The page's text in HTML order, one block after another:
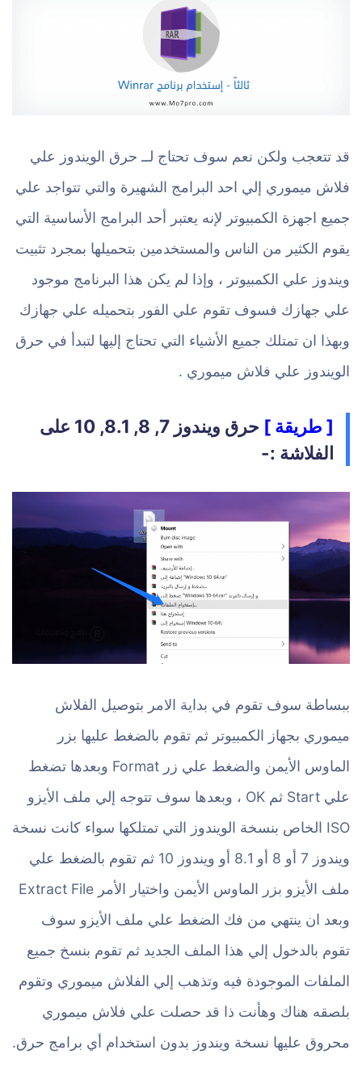
قد تتعجب ولكن نعم سوف تحتاج لــ حرق الويندوز علي
فلاش ميموري إلي احد البرامج الشهيرة والتي تتواجد علي
جميع اجهزة الكمبيوتر لإنه يعتبر أحد البرامج الأساسية التي
يقوم الكثير من الناس والمستخدمين بتحميلها بمجرد تثبيت
ويندوز علي الكمبيوتر ، وإذا لم يكن هذا البرنامج موجود
علي جهازك فسوف تقوم علي الفور بتحميله علي جهازك
وبهذا ان تمتلك جميع الأشياء التي تحتاج إليها لتبدأ في حرق
الويندوز علي فلاش ميموري .
[ طريقة ]
حرق ويندوز 7, 8, 8.1, 10 على
الفلاشة :-
ببساطة سوف تقوم في بداية الامر بتوصيل الفلاش
ميموري بجهاز الكمبيوتر ثم تقوم بالضغط عليها بزر
الماوس الأيمن والضغط علي زر Format وبعدها تضغط
علي Start ثم OK ، وبعدها سوف تتوجه إلي ملف الأيزو
ISO الخاص بنسخة الويندوز التي تمتلكها سواء كانت نسخة
ويندوز 7 أو 8 أو 8.1 أو ويندوز 10 ثم تقوم بالضغط علي
ملف الأيزو بزر الماوس الأيمن واختيار الأمر Extract File
وبعد ان ينتهي من فك الضغط علي ملف الأيزو سوف
تقوم بالدخول إلي هذا الملف الجديد ثم تقوم بنسخ جميع
الملفات الموجودة فيه وتذهب إلي الفلاش ميموري وتقوم
بلصقه هناك وهأنت ذا قد حصلت علي فلاش ميموري
محروق عليها نسخة ويندوز بدون استخدام أي برامج حرق.